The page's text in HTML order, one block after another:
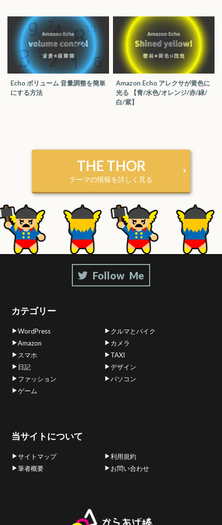
Echo ボリューム 音量調整を簡単
にする方法
Amazon Echo アレクサが黄色に
光る 【青/水色/オレンジ/赤/緑/
白/紫】
THE THOR
テーマの情報を詳しく見る
カテゴリー
WordPress
クルマとバイク
Amazon
カメラ
スマホ
TAXI
日記
デザイン
ファッション
パソコン
ゲーム
当サイトについて
サイトマップ
利用規約
筆者概要
お問い合わせ